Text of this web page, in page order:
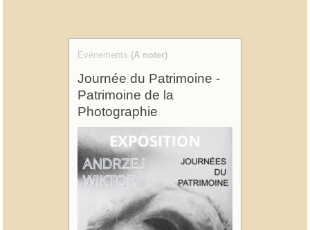
Evénements (A noter)
Journée du Patrimoine -
Patrimoine de la
Photographie